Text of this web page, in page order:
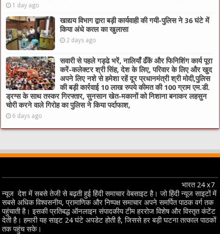
1 day ago
खाद्यय विभाग द्वारा बड़ी कार्यवाही की गयी-पुलिस ने 36 घंटे में
किया अंधे कत्ल का खुलासा
2 days ago
सवारी से पहले गड्ढे भरें, नालियाँ ढँकें और फिनिशिंग कार्य पूरा
करें-कलेक्टर श्री सिंह, देश के लिए, परिवार के लिए और खुद
अपने लिए नशे से हमेशा रहें दूर प्रधानमंत्री श्री मोदी,पुलिस
की बड़ी कार्रवाई 10 लाख रुपये कीमत की 100 ग्राम एम.डी.
ड्रग्स के साथ तस्कर गिरफ्तार, सुनसान खेत-मकानों को निशाना बनाकर लहसुन
चोरी करने वाले गिरोह का पुलिस ने किया पर्दाफाश,
6 days ago
भारत 24 x7
न्यूज देश में सबसे तेजी से बढ़ती हुई हिंदी समाचार वेबसाइट है। जो हिंदी न्यूज साइटों में
सबसे अधिक विश्वसनीय, प्रामाणिक और निष्पक्ष समाचार अपने समर्पित पाठक वर्ग तक
पहुंचाती है। इसकी प्रतिबद्ध ऑनलाइन संपादकीय टीम हररोज विशेष और विस्तृत कंटेंट
देती है। हमारी यह साइट 24 घंटे अपडेट होती है, जिससे हर बड़ी घटना तत्काल पाठकों
तक पहुंच सके।